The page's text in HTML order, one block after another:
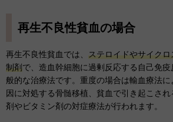
再生不良性貧血の場合
再生不良性貧血では、 ステロイドやサイク
制剤で、造血幹細胞に過剰反応する自己免
般的な治療法です。重度の場合は輸血療法
因に対処する骨髄移植、貧血で引き起こさ
剤やビタミン剤の対症療法が行われます。